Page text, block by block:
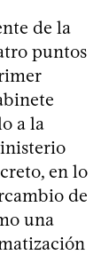
de la
puntos
a la
en lo
de
una